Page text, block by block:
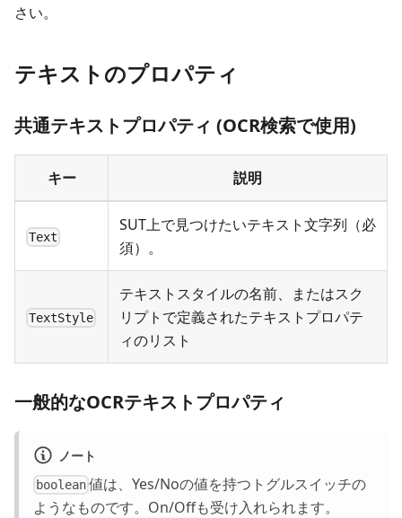
さい。
テキストのプロパティ
共通テキストプロパティ (OCR検索で使用)
キー 説明
Text
SUT上で見つけたいテキスト文字列（必
須）。
TextStyle
テキストスタイルの名前、またはスク
リプトで定義されたテキストプロパテ
ィのリスト
一般的なOCRテキストプロパティ
ノート
boolean 値は、Yes/Noの値を持つトグルスイッチの
ようなものです。On/Offも受け入れられます。